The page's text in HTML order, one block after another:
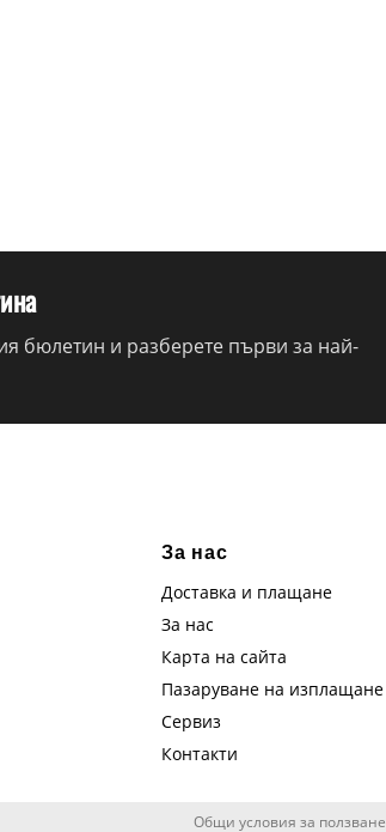
бюлетин и разберете първи за най-
За нас
Доставка и плащане
За нас
Карта на сайта
Пазаруване на изплащане
Сервиз
Контакти
Общи условия за ползване